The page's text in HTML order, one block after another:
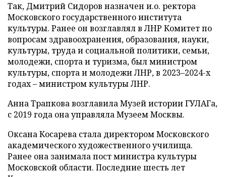
Так, Дмитрий Сидоров назначен и.о. ректора
Московского государственного института
культуры. Ранее он возглавлял в ЛНР Комитет по
вопросам здравоохранения, образования, науки,
культуры, труда и социальной политики, семьи,
молодежи, спорта и туризма, был министром
культуры, спорта и молодежи ЛНР, в 2023–2024-х
годах – министром культуры ЛНР.
Анна Трапкова возглавила Музей истории ГУЛАГа,
с 2019 года она управляла Музеем Москвы.
Оксана Косарева стала директором Московского
академического художественного училища.
Ранее она занимала пост министра культуры
Московской области. Последние шесть лет